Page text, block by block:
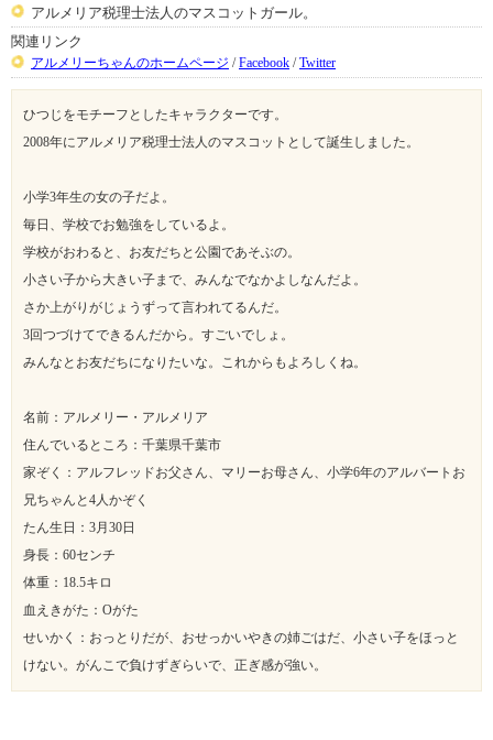
アルメリア税理士法人のマスコットガール。
関連リンク
アルメリーちゃんのホームページ /Facebook /Twitter
ひつじをモチーフとしたキャラクターです。
2008年にアルメリア税理士法人のマスコットとして誕生しました。
小学3年生の女の子だよ。
毎日、学校でお勉強をしているよ。
学校がおわると、お友だちと公園であそぶの。
小さい子から大きい子まで、みんなでなかよしなんだよ。
さか上がりがじょうずって言われてるんだ。
3回つづけてできるんだから。すごいでしょ。
みんなとお友だちになりたいな。これからもよろしくね。
名前：アルメリー・アルメリア
住んでいるところ：千葉県千葉市
家ぞく：アルフレッドお父さん、マリーお母さん、小学6年のアルバートお
兄ちゃんと4人かぞく
たん生日：3月30日
身長：60センチ
体重：18.5キロ
血えきがた：Oがた
せいかく：おっとりだが、おせっかいやきの姉ごはだ、小さい子をほっと
けない。がんこで負けずぎらいで、正ぎ感が強い。